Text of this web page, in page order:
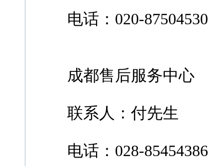
电话：020-87504530
成都售后服务中心
联系人：付先生
电话：028-85454386